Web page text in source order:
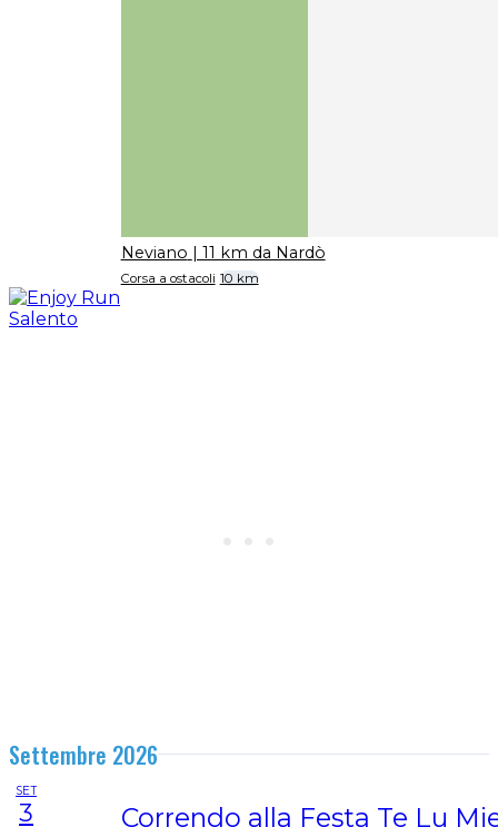
Neviano | 11 km da Nardò
Corsa a ostacoli 10 km
Settembre 2026
SET
3 Correndo alla Festa Te Lu